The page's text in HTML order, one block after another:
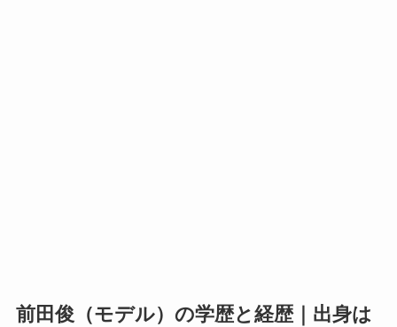
前田俊（モデル）の学歴と経歴｜出身は